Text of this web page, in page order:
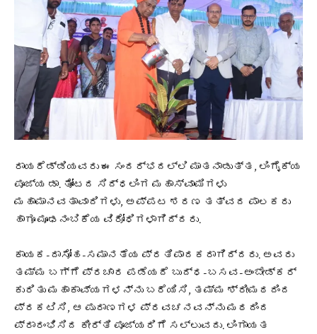
ರಾಯರೆಡ್ಡಿಯವರು ಈ ಸಂದರ್ಭದಲ್ಲಿ ಮಾತನಾಡುತ್ತ, ಲಿಂಗೈಕ್ಯ
ಪೂಜ್ಯ ಡಾ. ತೋಂಟದ ಸಿದ್ಧಲಿಂಗ ಮಹಾಸ್ವಾಮಿಗಳು
ಮಹಾಮಾನವತಾವಾದಿಗಳು, ಅಪ್ಪಟ ಶರಣ ತತ್ವದ ಪಾಲಕರು
ಹಾಗೂ ಮೂಢನಂಬಿಕೆಯ ವಿರೋಧಿಗಳಾಗಿದ್ದರು.
ಕಾಯಕ-ದಾಸೋಹ-ಸಮಾನತೆಯ ಪ್ರತಿಪಾದಕರಾಗಿದ್ದರು. ಅವರು
ತಮ್ಮ ಬಗ್ಗೆ ಪ್ರಚಾರ ಪಡೆಯದೆ ಬುದ್ಧ-ಬಸವ-ಅಂಬೇಡ್ಕರ್
ಕುರಿತು ಮಹಾಕಾವ್ಯಗಳನ್ನು ಬರೆಯಿಸಿ, ತಮ್ಮ ಶ್ರೀಮಠದಿಂದ
ಪ್ರಕಟಿಸಿ, ಆ ಪುರಾಣಗಳ ಪ್ರವಚನವನ್ನು ಮಠದಿಂದ
ಪ್ರಾರಂಭಿಸಿದ ಕೀರ್ತಿ ಪೂಜ್ಯರಿಗೆ ಸಲ್ಲುವದು. ಲಿಂಗಾಯತ